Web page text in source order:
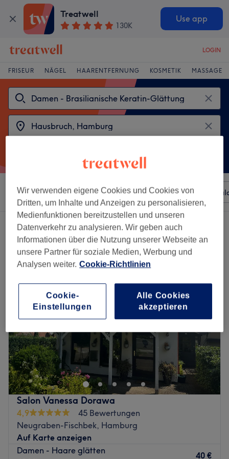
Treatwell
130K
Use app
LOGIN
FRISEUR NÄGEL HAARENTFERNUNG KOSMETIK MASSAGE
Sortieren nach Beliebiger Preis Besonderheiten
2 Salons die anbieten:
damen - brasilianische keratin-glättung in der Nähe von Hausbruch,
Hamburg
Salon Vanessa Dorawa
4,9
45 Bewertungen
Neugraben-Fischbek, Hamburg
Auf Karte anzeigen
Damen - Haare glätten
40 €
Wir verwenden eigene Cookies und Cookies von
Dritten, um Inhalte und Anzeigen zu personalisieren,
Medienfunktionen bereitzustellen und unseren
Datenverkehr zu analysieren. Wir geben auch
Informationen über die Nutzung unserer Webseite an
unsere Partner für soziale Medien, Werbung und
Analysen weiter. Cookie-Richtlinien
Cookie-
Einstellungen
Alle Cookies
akzeptieren